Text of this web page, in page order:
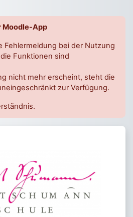
Moodle-App
Fehlermeldung bei der Nutzung
Funktionen sind
nicht mehr erscheint, steht die
zur Verfügung.